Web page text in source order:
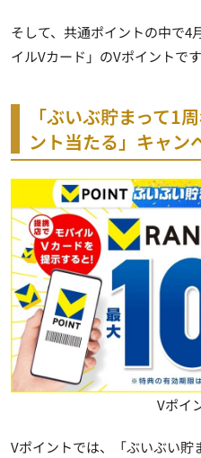
そして、共通ポイントの中で4
イルVカード」のVポイントです
「ぶいぶ貯まって1
ント当たる」キャン
Vポイ
Vポイントでは、「ぶいぶい貯